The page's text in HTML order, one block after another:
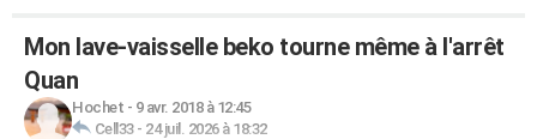
Mon lave-vaisselle beko tourne même à l'arrêt
Quan
Hochet - 9 avr. 2018 à 12:45
Cell33- 24 juil. 2026 à 18:32